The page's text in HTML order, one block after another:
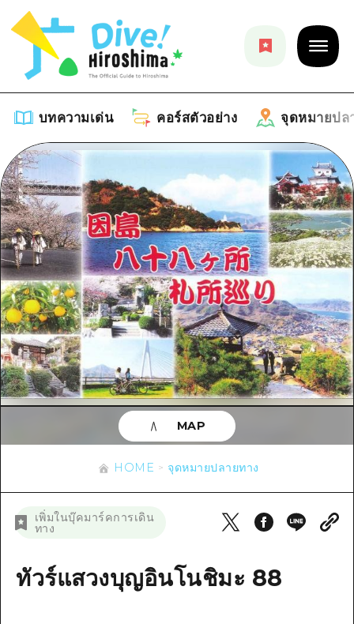
บทความเด่น คอร์สตัวอย่าง จุดหมายปล
บทความเด่น
รายการ
คำแนะนำ
ศิลปะ
งานอีเว้นท์ / เทศกาล
อาหารรสเลิศ / สุรา
การปั่นจักรยาน
ช้อปปิ้ง
กีฬา
สถานบันเทิงยามค่ำคืน
มาตรฐาน
คอร์สตัวอย่าง
รายการ
คู่มือ Dive! Hiroshima
ฮิโรชิม่า โมชิ โมชิ ทราเวล
บริเวณรอบเมืองฮิโรชิม่า
อากิ
บิงโก
บริเวณรอบๆ มิยาจิมะ
จุดหมายปลายทาง
รายการ
บริเวณรอบเมืองฮิโรชิม่า
อากิ
บิงโก
บิโฮคุ
เกโฮคุ
จังหวัดเอฮิเมะ
ชิมาเนะ
อีเว้นท์
ข้อมูลตามฤดูกาล
ข้อมูลที่เป็นประโยชน์
รายการ
เข้าถึงเข้าถึง
สรุปการจราจรรอง
ตั๋วเที่ยวคุ้มค่าตั๋วเที่ยวคุ้มค่า
ข่าว
HOME จุดหมายปลายทาง
เพิ่มในบุ๊คมาร์คการเดิน
ทาง
ทัวร์แสวงบุญอินโนชิมะ 88
MAP